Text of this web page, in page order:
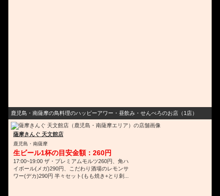
鹿児島・南薩摩の鳥料理のハッピーアワー・昼飲み・せんべろのお店（1店）
薩摩きんぐ 天文館店
鹿児島・南薩摩
生ビール1杯の目安金額：260円
17:00~19:00 ザ・プレミアムモルツ260円、角ハ
イボール(メガ)290円、こだわり酒場のレモンサ
ワー(デカ)290円 半々セット(もも焼き+とり刺...